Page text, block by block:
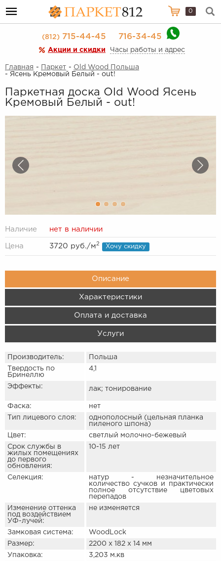
0
(812)715-44-45 716-34-45
Акции и скидки Часы работы и адрес
Главная - Паркет - Old Wood Польша
- Ясень Кремовый Белый - out!
Паркетная доска Old Wood Ясень
Кремовый Белый - out!
Наличие нет в наличии
Цена 3720 руб./м2 Хочу скидку
Описание
Характеристики
Оплата и доставка
Услуги
Производитель:
Польша
Твердость по
Бринеллю
4,1
Эффекты: лак; тонирование
Фаска:
нет
Тип лицевого слоя:
однополосный (цельная планка
пиленого шпона)
Цвет:
светлый молочно-бежевый
Срок службы в
жилых помещениях
до первого
обновления:
10-15 лет
Селекция:
натур - незначительное
количество сучков и практически
полное отсутствие цветовых
перепадов
Изменение оттенка
под воздействием
УФ-лучей:
не изменяется
Замковая система:
WoodLock
Размер:
2200 х 182 х 14 мм
Упаковка:
3,203 м.кв